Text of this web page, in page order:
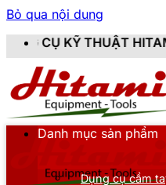
Bỏ qua nội dung
HITAMI - CUNG CẤP
Danh mục sản phẩm
Dụng cụ cầm